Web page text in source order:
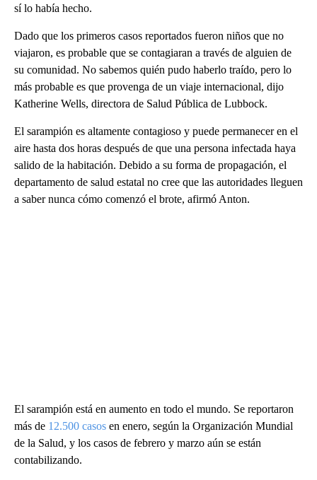
sí lo había hecho.
Dado que los primeros casos reportados fueron niños que no
viajaron, es probable que se contagiaran a través de alguien de
su comunidad. No sabemos quién pudo haberlo traído, pero lo
más probable es que provenga de un viaje internacional, dijo
Katherine Wells, directora de Salud Pública de Lubbock.
El sarampión es altamente contagioso y puede permanecer en el
aire hasta dos horas después de que una persona infectada haya
salido de la habitación. Debido a su forma de propagación, el
departamento de salud estatal no cree que las autoridades lleguen
a saber nunca cómo comenzó el brote, afirmó Anton.
El sarampión está en aumento en todo el mundo. Se reportaron
más de 12.500 casos en enero, según la Organización Mundial
de la Salud, y los casos de febrero y marzo aún se están
contabilizando.